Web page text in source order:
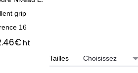
grip
16
€ht
Tailles